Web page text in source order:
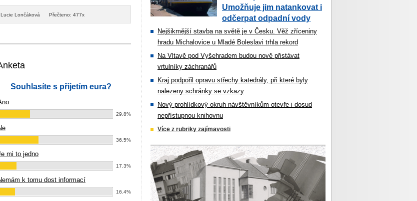
Lončáková Přečteno: 477x
Souhlasíte s přijetím eura?
29.8%
36.5%
mi to jedno
17.3%
k tomu dost informací
16.4%
Umožňuje jim natankovat i
odčerpat odpadní vody
Nejšikmější stavba na světě je v Česku. Věž zříceniny
hradu Michalovice u Mladé Boleslavi trhla rekord
Na Vltavě pod Vyšehradem budou nově přistávat
vrtulníky záchranářů
Kraj podpořil opravu střechy katedrály, při které byly
nalezeny schránky se vzkazy
Nový prohlídkový okruh návštěvníkům otevře i dosud
nepřístupnou knihovnu
Více z rubriky zajímavosti